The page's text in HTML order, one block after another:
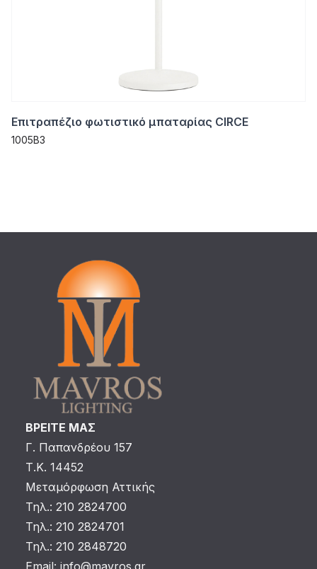
Επιτραπέζιο φωτιστικό μπαταρίας CIRCE
1005B3
ΒΡΕΙΤΕ ΜΑΣ
Γ. Παπανδρέου 157
Τ.Κ. 14452
Μεταμόρφωση Αττικής
Τηλ.: 210 2824700
Τηλ.: 210 2824701
Τηλ.: 210 2848720